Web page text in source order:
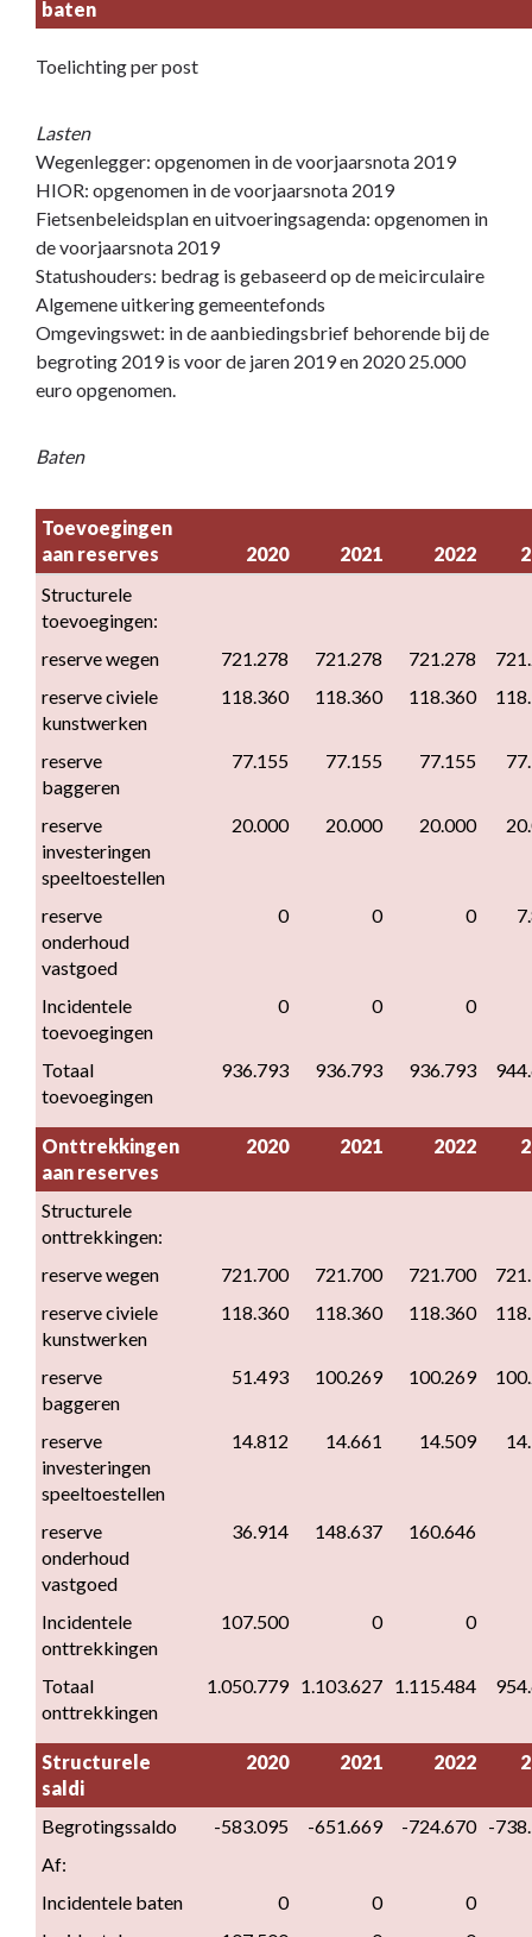
baten
Toelichting per post
Lasten
Wegenlegger: opgenomen in de voorjaarsnota 2019
HIOR: opgenomen in de voorjaarsnota 2019
Fietsenbeleidsplan en uitvoeringsagenda: opgenomen in
de voorjaarsnota 2019
Statushouders: bedrag is gebaseerd op de meicirculaire
Algemene uitkering gemeentefonds
Omgevingswet: in de aanbiedingsbrief behorende bij de
begroting 2019 is voor de jaren 2019 en 2020 25.000
euro opgenomen.
Baten
Toevoegingen
aan reserves
2020 2021 2022
Structurele
toevoegingen:
reserve wegen
721.278 721.278 721.278
reserve civiele
kunstwerken
118.360 118.360 118.360
reserve
baggeren
77.155 77.155 77.155
reserve
investeringen
speeltoestellen
20.000 20.000 20.000
reserve
onderhoud
vastgoed
0 0 0
Incidentele
toevoegingen
0 0 0
Totaal
toevoegingen
936.793 936.793 936.793
Onttrekkingen
aan reserves
2020 2021 2022
Structurele
onttrekkingen:
reserve wegen
721.700 721.700 721.700
reserve civiele
kunstwerken
118.360 118.360 118.360
reserve
baggeren
51.493 100.269 100.269
reserve
investeringen
speeltoestellen
14.812 14.661 14.509
reserve
onderhoud
vastgoed
36.914 148.637 160.646
Incidentele
onttrekkingen
107.500 0 0
Totaal
onttrekkingen
1.050.779 1.103.627 1.115.484
Structurele
saldi
2020 2021 2022
Begrotingssaldo -583.095 -651.669 -724.670 -
Af:
Incidentele baten
0 0
0